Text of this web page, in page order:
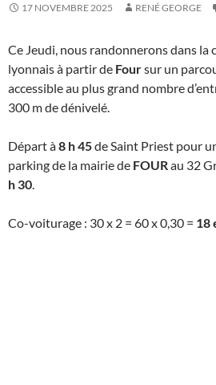
17 NOVEMBRE 2025 RENÉ GEORGE
Ce Jeudi, nous randonnerons dans la
lyonnais à partir de Foursur un
accessible au plus grand nombre
300 m de dénivelé.
Départ à8 h45de Saint Priest pour
parking de la mairie de FOURau 32
h 30
Co-voiturage : 30 x 2 = 60 x 0,30 = 18